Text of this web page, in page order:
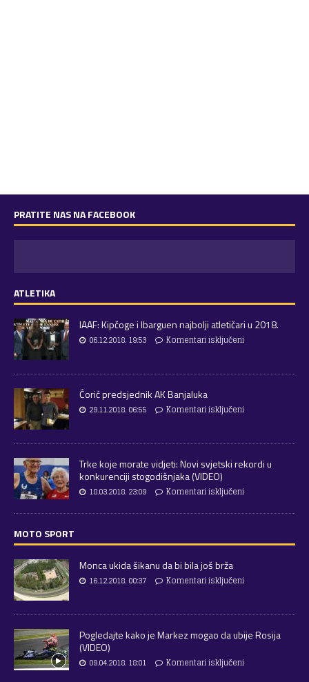
PRATITE NAS NA FACEBOOK
ATLETIKA
IAAF: Kipčoge i Ibarguen najbolji atletičari u 2018.
06.12.2018. 19:53 Komentari isključeni
Ćorić predsjednik AK Banjaluka
29.11.2018. 06:55 Komentari isključeni
Trke koje morate vidjeti: Novi svjetski rekordi u
konkurenciji stogodišnjaka (VIDEO)
18.03.2018. 23:09 Komentari isključeni
MOTO SPORT
Monca ukida šikanu da bi bila još brža
16.12.2018. 00:37 Komentari isključeni
Pogledajte kako je Markez mogao da ubije Rosija
(VIDEO)
09.04.2018. 18:01 Komentari isključeni